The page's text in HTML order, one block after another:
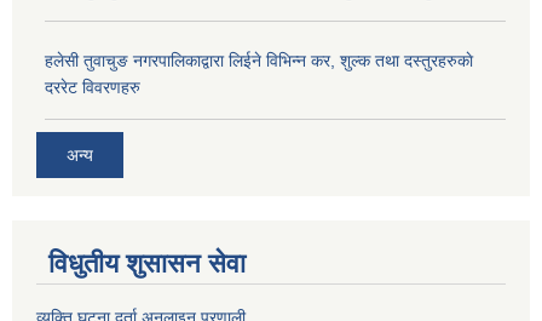
हलेसी तुवाचुङ नगरपालिकाद्वारा लिईने विभिन्न कर, शुल्क तथा दस्तुरहरुकाे
दररेट विवरणहरु
अन्य
विधुतीय शुसासन सेवा